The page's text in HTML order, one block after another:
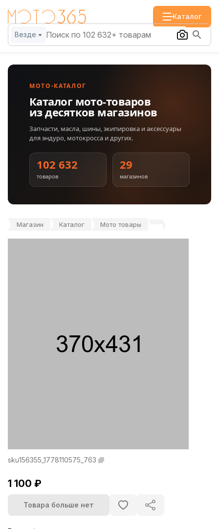
Каталог
Везде
МОТО-КАТАЛОГ
Каталог мото-товаров
из десятков магазинов
Запчасти, масла, шины, экипировка и аксессуары
для эндуро, мотокросса и других.
102 632
товаров
29
магазинов
Магазин Каталог Мото товары
sku156355_1778110575_763
1 100 ₽
Товара больше нет